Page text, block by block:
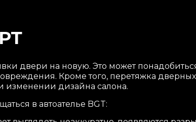
двери на новую. Это может
Кроме того, перетяжка дверных
изменении дизайна салона.
в автоателье BGT: